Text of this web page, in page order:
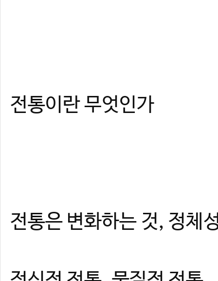
전통이란 무엇인가
전통은 변화하는 것, 정체